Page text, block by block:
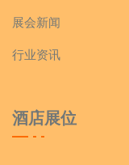
展会新闻
行业资讯
酒店展位